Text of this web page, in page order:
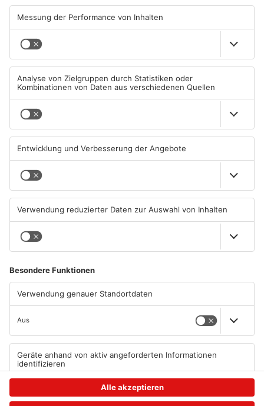
Autofahrerin mit drei
Promille in Eichenbühl
gestoppt
31.07.2026, 11:45 UHR IN KREIS
MILTENBERG
Sohlbach wird Leiterin der
Allgemein- und
Viszeralchirurgie
31.07.2026, 11:35 UHR IN KREIS